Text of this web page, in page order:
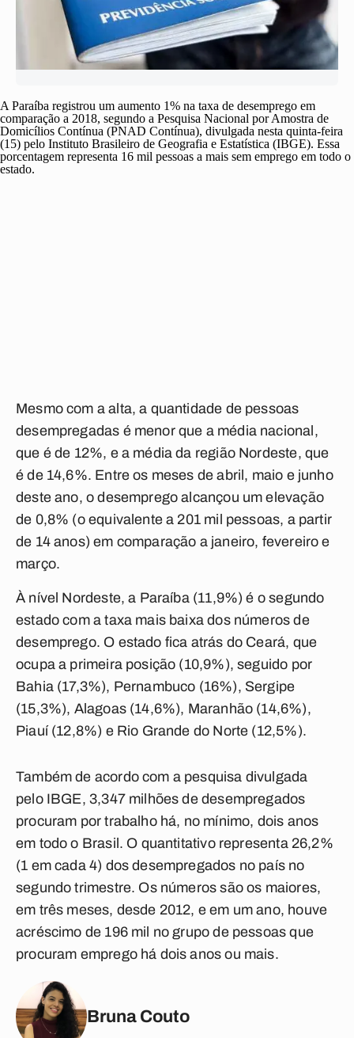
A Paraíba registrou um aumento 1% na taxa de desemprego em
comparação a 2018, segundo a Pesquisa Nacional por Amostra de
Domicílios Contínua (PNAD Contínua), divulgada nesta quinta-feira
(15) pelo Instituto Brasileiro de Geografia e Estatística (IBGE). Essa
porcentagem representa 16 mil pessoas a mais sem emprego em todo o
estado.
Mesmo com a alta, a quantidade de pessoas
desempregadas é menor que a média nacional,
que é de 12%, e a média da região Nordeste, que
é de 14,6%. Entre os meses de abril, maio e junho
deste ano, o desemprego alcançou um elevação
de 0,8% (o equivalente a 201 mil pessoas, a partir
de 14 anos) em comparação a janeiro, fevereiro e
março.
À nível Nordeste, a Paraíba (11,9%) é o segundo
estado com a taxa mais baixa dos números de
desemprego. O estado fica atrás do Ceará, que
ocupa a primeira posição (10,9%), seguido por
Bahia (17,3%), Pernambuco (16%), Sergipe
(15,3%), Alagoas (14,6%), Maranhão (14,6%),
Piauí (12,8%) e Rio Grande do Norte (12,5%).
Também de acordo com a pesquisa divulgada
pelo IBGE, 3,347 milhões de desempregados
procuram por trabalho há, no mínimo, dois anos
em todo o Brasil. O quantitativo representa 26,2%
(1 em cada 4) dos desempregados no país no
segundo trimestre. Os números são os maiores,
em três meses, desde 2012, e em um ano, houve
acréscimo de 196 mil no grupo de pessoas que
procuram emprego há dois anos ou mais.
Bruna Couto